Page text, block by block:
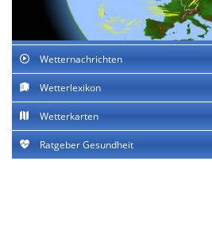
Wetternachrichten
Wetterlexikon
Wetterkarten
Ratgeber Gesundheit